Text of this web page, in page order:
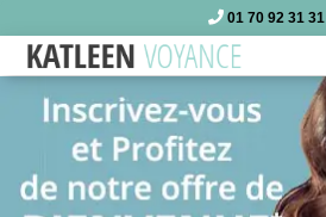
01 70 92 31 31